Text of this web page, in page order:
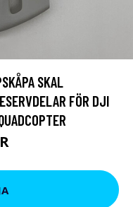
SKAL
FÖR DJI